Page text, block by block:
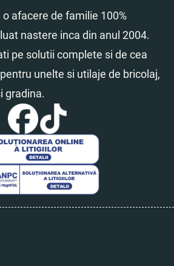
afacere de familie 100%
nastere inca din anul 2004.
pe solutii complete si de cea
unelte si utilaje de bricolaj,
gradina.